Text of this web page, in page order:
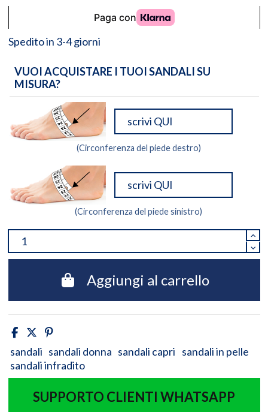
Spedito in 3-4 giorni
VUOI ACQUISTARE I TUOI SANDALI SU
MISURA?
(Circonferenza del piede destro)
(Circonferenza del piede sinistro)
Aggiungi al carrello
sandali sandali donna sandali capri sandali in pelle
sandali infradito
SUPPORTO CLIENTI WHATSAPP